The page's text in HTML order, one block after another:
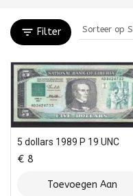
Filter
5 dollars 1989 P 19 UNC
€ 8
Toevoegen Aan